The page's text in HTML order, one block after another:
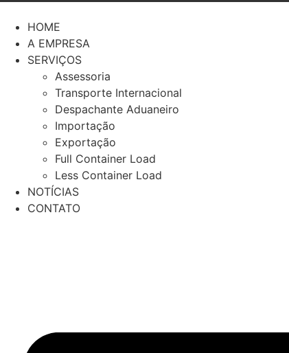
para
conteúdo
HOME
A EMPRESA
SERVIÇOS
Assessoria
Transporte Internacional
Despachante Aduaneiro
Importação
Exportação
Full Container Load
Less Container Load
NOTÍCIAS
CONTATO